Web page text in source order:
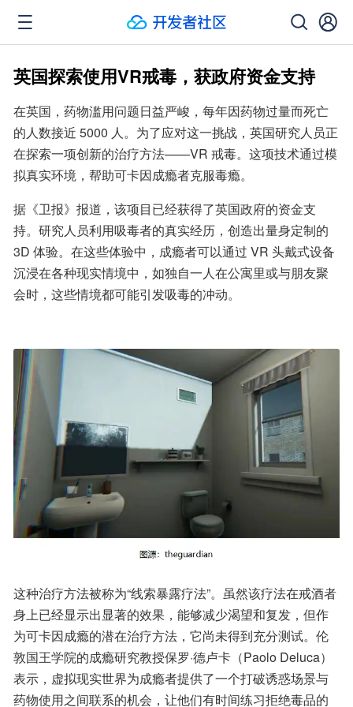
英国探索使用VR戒毒，获政府资金支持
在英国，药物滥用问题日益严峻，每年因药物过量而死亡
的人数接近 5000 人。为了应对这一挑战，英国研究人员正
在探索一项创新的治疗方法——VR 戒毒。这项技术通过模
拟真实环境，帮助可卡因成瘾者克服毒瘾。
据《卫报》报道，该项目已经获得了英国政府的资金支
持。研究人员利用吸毒者的真实经历，创造出量身定制的
3D 体验。在这些体验中，成瘾者可以通过 VR 头戴式设备
沉浸在各种现实情境中，如独自一人在公寓里或与朋友聚
会时，这些情境都可能引发吸毒的冲动。
这种治疗方法被称为“线索暴露疗法”。虽然该疗法在戒酒者
身上已经显示出显著的效果，能够减少渴望和复发，但作
为可卡因成瘾的潜在治疗方法，它尚未得到充分测试。伦
敦国王学院的成瘾研究教授保罗·德卢卡（Paolo Deluca）
表示，虚拟现实世界为成瘾者提供了一个打破诱惑场景与
药物使用之间联系的机会，让他们有时间练习拒绝毒品的